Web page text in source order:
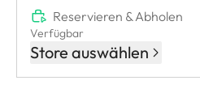
Reservieren & Abholen
Verfügbar
Store auswählen